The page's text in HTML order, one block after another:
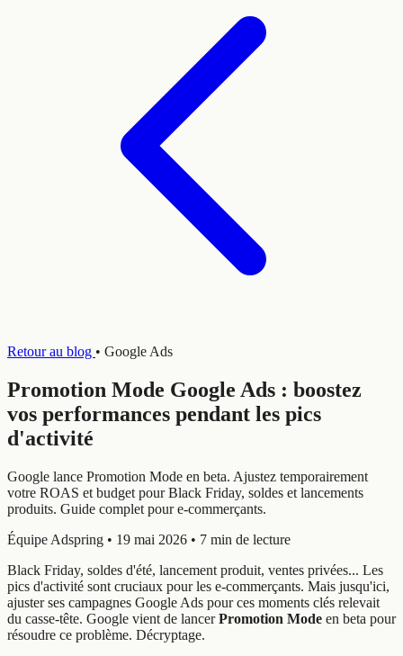
Retour au blog • Google Ads
Promotion Mode Google Ads : boostez
vos performances pendant les pics
d'activité
Google lance Promotion Mode en beta. Ajustez temporairement
votre ROAS et budget pour Black Friday, soldes et lancements
produits. Guide complet pour e-commerçants.
Équipe Adspring • 19 mai 2026 • 7 min de lecture
Black Friday, soldes d'été, lancement produit, ventes privées... Les
pics d'activité sont cruciaux pour les e-commerçants. Mais jusqu'ici,
ajuster ses campagnes Google Ads pour ces moments clés relevait
du casse-tête. Google vient de lancerPromotion Mode en beta pour
résoudre ce problème. Décryptage.